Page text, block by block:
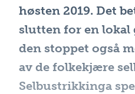
høsten 2019. Det
slutten for en lokal
den stoppet også
av de folkekjære
Selbustrikkinga